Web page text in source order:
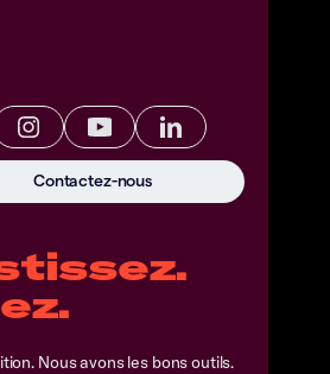
Nous avons les bons outils.